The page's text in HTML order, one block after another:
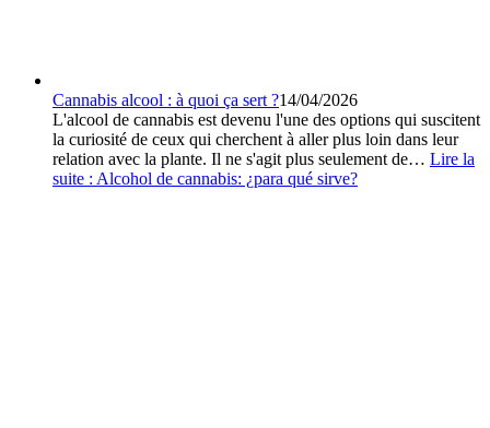
Cannabis alcool : à quoi ça sert ?14/04/2026
L'alcool de cannabis est devenu l'une des options qui suscitent
la curiosité de ceux qui cherchent à aller plus loin dans leur
relation avec la plante. Il ne s'agit plus seulement de… Lire la
suite : Alcohol de cannabis: ¿para qué sirve?